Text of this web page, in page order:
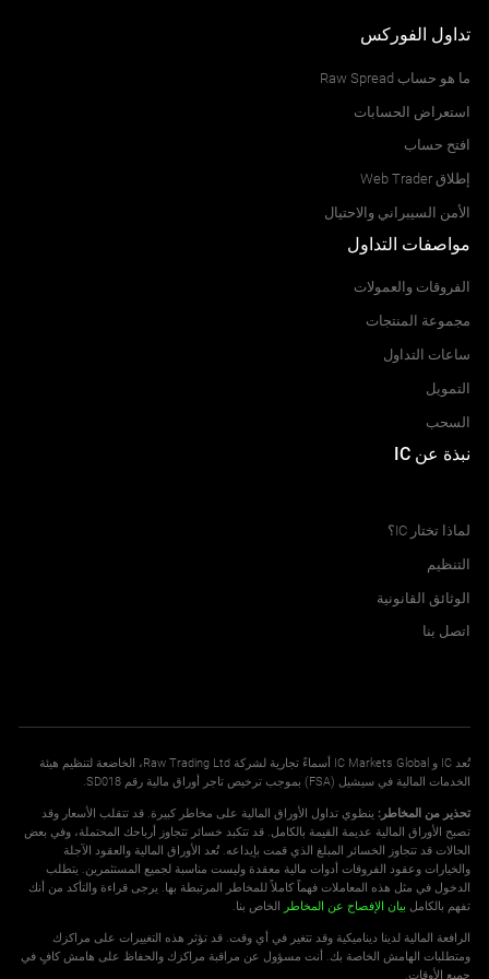
CHFSGD
EURHKD
EURPLN
EURSGD
EURZAR
GBPNOK
GBPSEK
GBPTRY
114
NOKJPY
2
NOKSEK
2
SEKJPY
2
SGDJPY
6
تداول الفوركس
ما هو حساب Raw Spread
استعراض الحسابات
افتح حساب
إطلاق Web Trader
الأمن السيبراني والاحتيال
مواصفات التداول
الفروقات والعمولات
مجموعة المنتجات
ساعات التداول
التمويل
السحب
نبذة عن IC
لماذا تختار IC؟
التنظيم
الوثائق القانونية
اتصل بنا
تُعد IC و IC Markets Global أسماءً تجارية لشركة Raw Trading Ltd، الخاضعة لتنظيم هيئة
الخدمات المالية في سيشيل (FSA) بموجب ترخيص تاجر أوراق مالية رقم SD018.
تحذير من المخاطر: ينطوي تداول الأوراق المالية على مخاطر كبيرة. قد تتقلب الأسعار وقد
تصبح الأوراق المالية عديمة القيمة بالكامل. قد تتكبد خسائر تتجاوز أرباحك المحتملة، وفي بعض
الحالات قد تتجاوز الخسائر المبلغ الذي قمت بإيداعه. تُعد الأوراق المالية والعقود الآجلة
والخيارات وعقود الفروقات أدوات مالية معقدة وليست مناسبة لجميع المستثمرين. يتطلب
الدخول في مثل هذه المعاملات فهماً كاملاً للمخاطر المرتبطة بها. يرجى قراءة والتأكد من أنك
تفهم بالكامل بيان الإفصاح عن المخاطر الخاص بنا.
الرافعة المالية لدينا ديناميكية وقد تتغير في أي وقت. قد تؤثر هذه التغييرات على مراكزك
ومتطلبات الهامش الخاصة بك. أنت مسؤول عن مراقبة مراكزك والحفاظ على هامش كافٍ في
جميع الأوقات.